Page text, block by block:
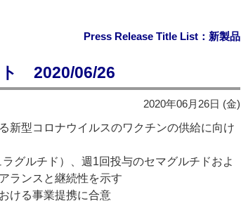
Press Release Title List：新製品
ト 2020/06/26
2020年06月26日 (金)
新型コロナウイルスのワクチンの供給に向け
グルチド）、週1回投与のセマグルチドおよ
ランスと継続性を示す
ける事業提携に合意